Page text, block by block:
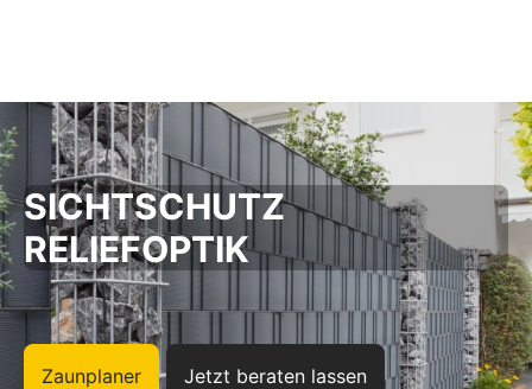
SICHTSCHUTZ
RELIEFOPTIK
Zaunplaner Jetzt beraten lassen